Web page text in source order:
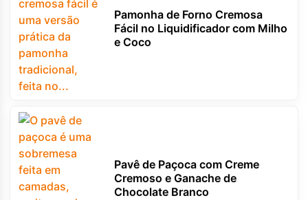
Pamonha de Forno Cremosa
Fácil no Liquidificador com Milho
e Coco
Pavê de Paçoca com Creme
Cremoso e Ganache de
Chocolate Branco